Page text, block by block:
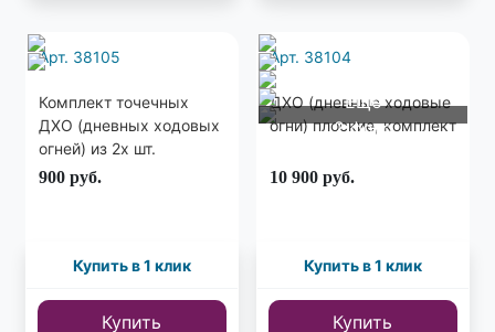
Арт. 38105
Комплект точечных
ДХО (дневных ходовых
огней) из 2х шт.
900 руб.
Купить в 1 клик
Купить
Еще
2 фото
Арт. 38104
ДХО (дневные ходовые
огни) плоские, комплект
10 900 руб.
Купить в 1 клик
Купить